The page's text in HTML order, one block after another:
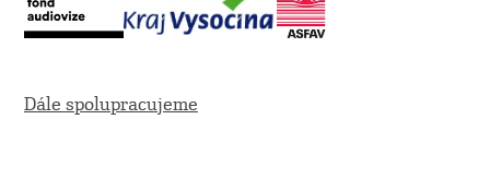
Dále spolupracujeme